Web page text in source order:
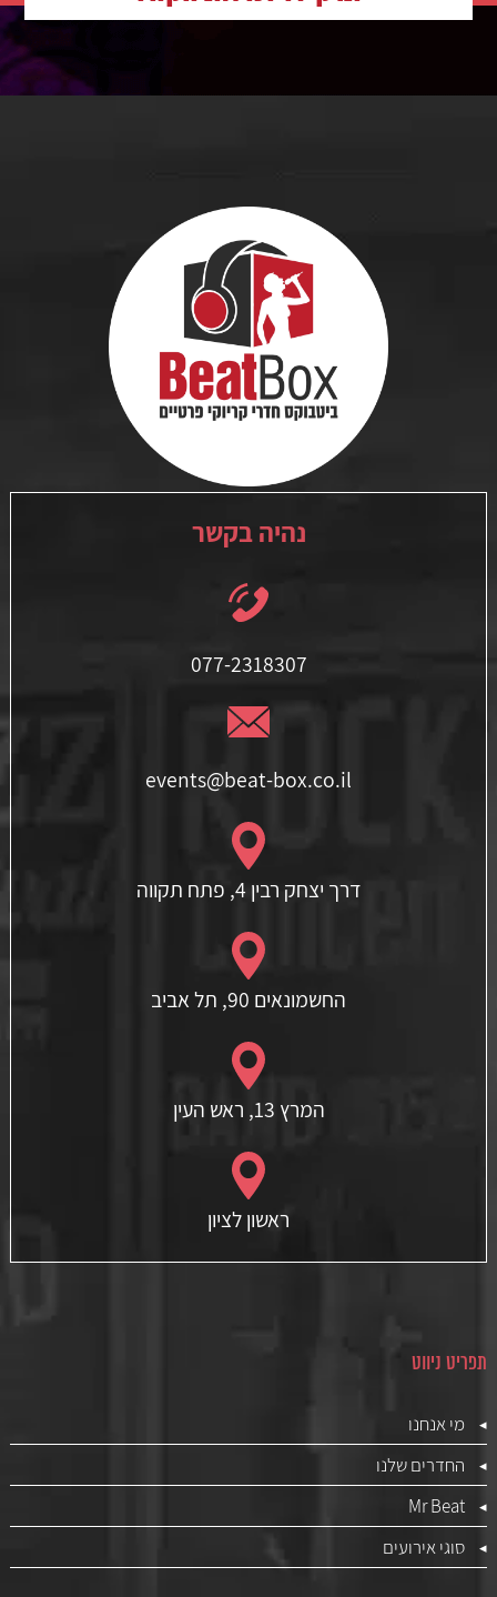
נהיה בקשר
077-2318307
events@beat-box.co.il
דרך יצחק רבין 4, פתח תקווה
החשמונאים 90, תל אביב
המרץ 13, ראש העין
ראשון לציון
תפריט ניווט
מי אנחנו
החדרים שלנו
Mr Beat
סוגי אירועים